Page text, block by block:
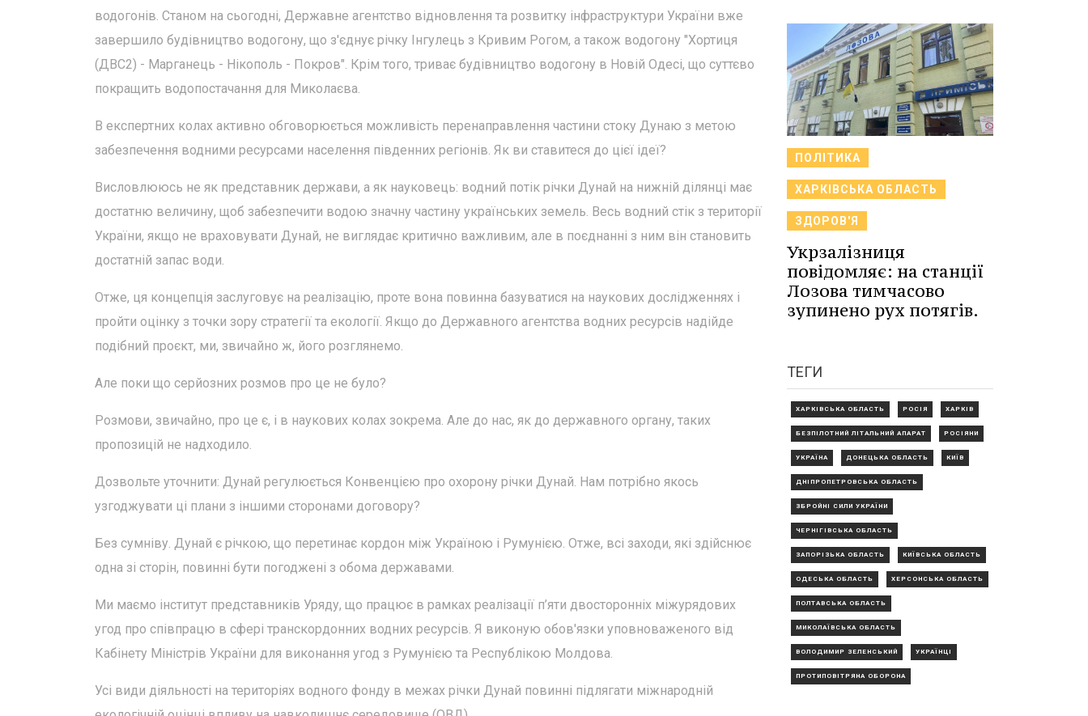
водогонів. Станом на сьогодні, Державне агентство відновлення та розвитку інфраструктури України вже
завершило будівництво водогону, що з'єднує річку Інгулець з Кривим Рогом, а також водогону "Хортиця
(ДВС2) - Марганець - Нікополь - Покров". Крім того, триває будівництво водогону в Новій Одесі, що суттєво
покращить водопостачання для Миколаєва.
В експертних колах активно обговорюється можливість перенаправлення частини стоку Дунаю з метою
забезпечення водними ресурсами населення південних регіонів. Як ви ставитеся до цієї ідеї?
Висловлююсь не як представник держави, а як науковець: водний потік річки Дунай на нижній ділянці має
достатню величину, щоб забезпечити водою значну частину українських земель. Весь водний стік з території
України, якщо не враховувати Дунай, не виглядає критично важливим, але в поєднанні з ним він становить
достатній запас води.
Отже, ця концепція заслуговує на реалізацію, проте вона повинна базуватися на наукових дослідженнях і
пройти оцінку з точки зору стратегії та екології. Якщо до Державного агентства водних ресурсів надійде
подібний проєкт, ми, звичайно ж, його розглянемо.
Але поки що серйозних розмов про це не було?
Розмови, звичайно, про це є, і в наукових колах зокрема. Але до нас, як до державного органу, таких
пропозицій не надходило.
Дозвольте уточнити: Дунай регулюється Конвенцією про охорону річки Дунай. Нам потрібно якось
узгоджувати ці плани з іншими сторонами договору?
Без сумніву. Дунай є річкою, що перетинає кордон між Україною і Румунією. Отже, всі заходи, які здійснює
одна зі сторін, повинні бути погоджені з обома державами.
Ми маємо інститут представників Уряду, що працює в рамках реалізації п’яти двосторонніх міжурядових
угод про співпрацю в сфері транскордонних водних ресурсів. Я виконую обов'язки уповноваженого від
Кабінету Міністрів України для виконання угод з Румунією та Республікою Молдова.
Усі види діяльності на територіях водного фонду в межах річки Дунай повинні підлягати міжнародній
ПОЛІТИКА
ХАРКІВСЬКА ОБЛАСТЬ
ЗДОРОВ'Я
Укрзалізниця
повідомляє: на станції
Лозова тимчасово
зупинено рух потягів.
ТЕГИ
ХАРКІВСЬКА ОБЛАСТЬ РОСІЯ ХАРКІВ
БЕЗПІЛОТНИЙ ЛІТАЛЬНИЙ АПАРАТ РОСІЯНИ
УКРАЇНА ДОНЕЦЬКА ОБЛАСТЬ КИЇВ
ДНІПРОПЕТРОВСЬКА ОБЛАСТЬ
ЗБРОЙНІ СИЛИ УКРАЇНИ
ЧЕРНІГІВСЬКА ОБЛАСТЬ
ЗАПОРІЗЬКА ОБЛАСТЬ КИЇВСЬКА ОБЛАСТЬ
ОДЕСЬКА ОБЛАСТЬ ХЕРСОНСЬКА ОБЛАСТЬ
ПОЛТАВСЬКА ОБЛАСТЬ
МИКОЛАЇВСЬКА ОБЛАСТЬ
ВОЛОДИМИР ЗЕЛЕНСЬКИЙ УКРАЇНЦІ
ПРОТИПОВІТРЯНА ОБОРОНА